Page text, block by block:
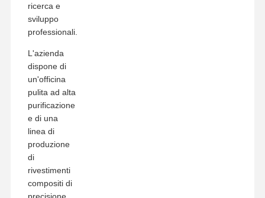
ricerca e
sviluppo
professionali.
L'azienda
dispone di
un'officina
pulita ad alta
purificazione
e di una
linea di
produzione
di
rivestimenti
compositi di
precisione